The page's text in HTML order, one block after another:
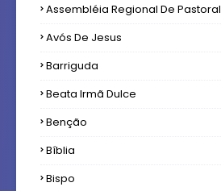
Assembléia Regional De Pastoral
Avós De Jesus
Barriguda
Beata Irmã Dulce
Benção
Bíblia
Bispo